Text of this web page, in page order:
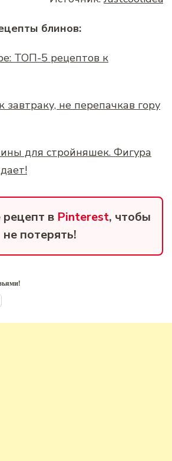
блинов:
ТОП-5 рецептов к
завтраку, не перепачкав гору
для стройняшек. Фигура
в Pinterest, чтобы
не потерять!